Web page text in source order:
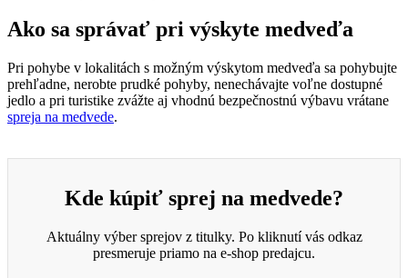
Ako sa správať pri výskyte medveďa
Pri pohybe v lokalitách s možným výskytom medveďa sa pohybujte
prehľadne, nerobte prudké pohyby, nenechávajte voľne dostupné
jedlo a pri turistike zvážte aj vhodnú bezpečnostnú výbavu vrátane
spreja na medvede.
Kde kúpiť sprej na medvede?
Aktuálny výber sprejov z titulky. Po kliknutí vás odkaz
presmeruje priamo na e-shop predajcu.